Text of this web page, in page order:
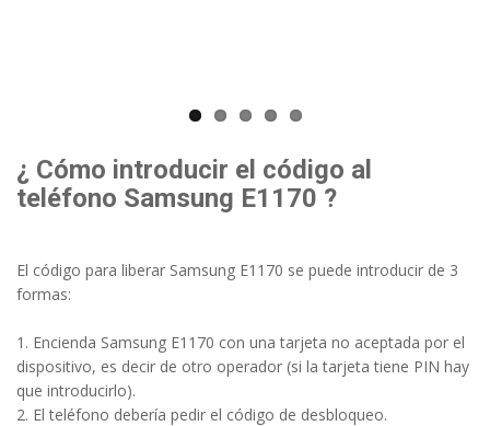
¿ Cómo introducir el código al
teléfono Samsung E1170 ?
El código para liberar Samsung E1170 se puede introducir de 3
formas:
1. Encienda Samsung E1170 con una tarjeta no aceptada por el
dispositivo, es decir de otro operador (si la tarjeta tiene PIN hay
que introducirlo).
2. El teléfono debería pedir el código de desbloqueo.